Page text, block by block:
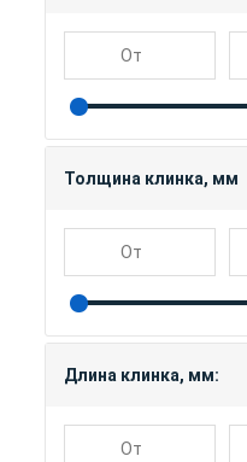
Толщина клинка, мм
Длина клинка, мм: